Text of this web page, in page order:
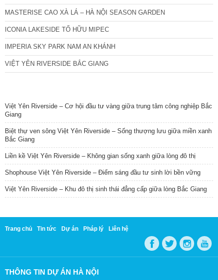
MASTERISE CAO XÀ LÁ – HÀ NỘI SEASON GARDEN
ICONIA LAKESIDE TỐ HỮU MIPEC
IMPERIA SKY PARK NAM AN KHÁNH
VIỆT YÊN RIVERSIDE BẮC GIANG
Việt Yên Riverside – Cơ hội đầu tư vàng giữa trung tâm công nghiệp Bắc
Giang
Biệt thự ven sông Việt Yên Riverside – Sống thượng lưu giữa miền xanh
Bắc Giang
Liền kề Việt Yên Riverside – Không gian sống xanh giữa lòng đô thị
Shophouse Việt Yên Riverside – Điểm sáng đầu tư sinh lời bền vững
Việt Yên Riverside – Khu đô thị sinh thái đẳng cấp giữa lòng Bắc Giang
Trang chủ Tin tức Dự án Pháp lý Liên hệ
THÔNG TIN DỰ ÁN HÀ NỘI